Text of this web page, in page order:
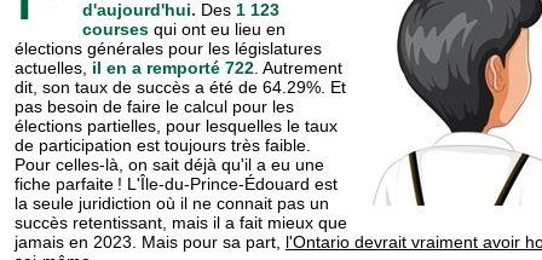
Personnes
Législatures
Partis
Comtés
d'aujourd'hui. Des 1 123
coursesqui ont eu lieu en
élections générales pour les législatures
actuelles, il en a remporté 722 . Autrement
dit, son taux de succès a été de 64.29%. Et
pas besoin de faire le calcul pour les
élections partielles, pour lesquelles le taux
de participation est toujours très faible.
Pour celles-là, on sait déjà qu'il a eu une
fiche parfaite ! L'Île-du-Prince-Édouard est
la seule juridiction où il ne connait pas un
succès retentissant, mais il a fait mieux que
jamais en 2023. Mais pour sa part, l'Ontario devrait vraiment avoir